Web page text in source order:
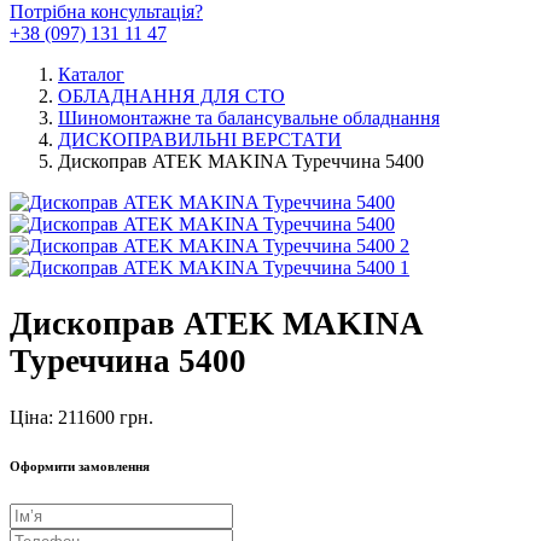
Потрібна консультація?
+38 (097) 131 11 47
Каталог
ОБЛАДНАННЯ ДЛЯ СТО
Шиномонтажне та балансувальне обладнання
ДИСКОПРАВИЛЬНІ ВЕРСТАТИ
Дископрав ATEK MAKINA Туреччина 5400
Дископрав ATEK MAKINA
Туреччина 5400
Ціна: 211600 грн.
Оформити замовлення